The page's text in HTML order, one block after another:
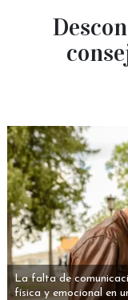
La falta de
física y emocional en